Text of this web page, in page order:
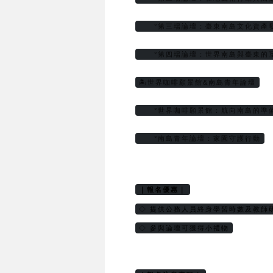
°第三場論壇：臺東南島文化資產
°第四場論壇：世界南島與臺東的
🏝️世界咖啡願景館&南島青年論壇
°世界咖啡願景館：航向南島的準
°南島青年論壇：家園守護行動
｜報名優惠｜
◇ 提供公務人員終身學習時數及教師
◇ 參與論壇可獲得小禮物